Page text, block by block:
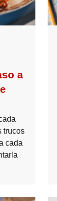
a
trucos
cada